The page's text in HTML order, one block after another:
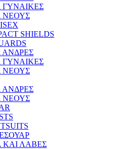
ΓΥΝΑΙΚΕΣ
ΝΕΟΥΣ
SHIELDS
ΑΝΔΡΕΣ
ΓΥΝΑΙΚΕΣ
ΝΕΟΥΣ
ΑΝΔΡΕΣ
ΝΕΟΥΣ
ΚΑΙ ΛΑΒΕΣ